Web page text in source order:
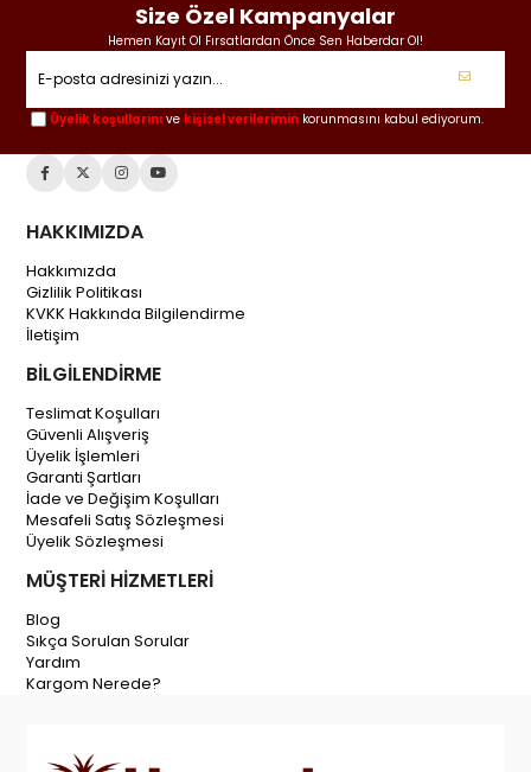
Size Özel Kampanyalar
Hemen Kayıt Ol Fırsatlardan Önce Sen Haberdar Ol!
Üyelik koşullarını ve kişisel verilerimin korunmasını kabul ediyorum.
HAKKIMIZDA
Hakkımızda
Gizlilik Politikası
KVKK Hakkında Bilgilendirme
İletişim
BİLGİLENDİRME
Teslimat Koşulları
Güvenli Alışveriş
Üyelik İşlemleri
Garanti Şartları
İade ve Değişim Koşulları
Mesafeli Satış Sözleşmesi
Üyelik Sözleşmesi
MÜŞTERİ HİZMETLERİ
Blog
Sıkça Sorulan Sorular
Yardım
Kargom Nerede?